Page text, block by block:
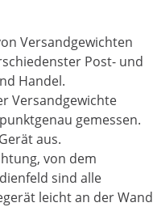
Versandgewichten
Post- und
Handel.
Versandgewichte
gemessen.
aus.
von dem
sind alle
leicht an der Wand